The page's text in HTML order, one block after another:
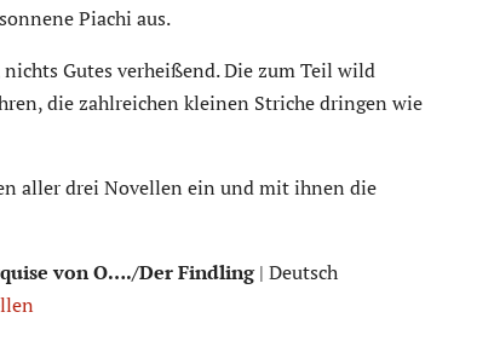
Piachi aus.
Gutes verheißend. Die zum Teil wild
die zahlreichen kleinen Striche dringen wie
aller drei Novellen ein und mit ihnen die
von O…./Der Findling| Deutsch